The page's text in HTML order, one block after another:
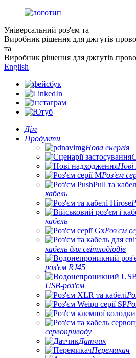
Універсальний роз'єм та
Виробник рішення для джгутів
та
Виробник рішення для джгутів
English
Дім
Продукти
Нова енергія
Роз'єм
кабель
кабель
Роз'єм
кабель для світлодіодів
роз'єм RJ45
USB-роз'єм
сервоприводу
Датчик
Перемикач